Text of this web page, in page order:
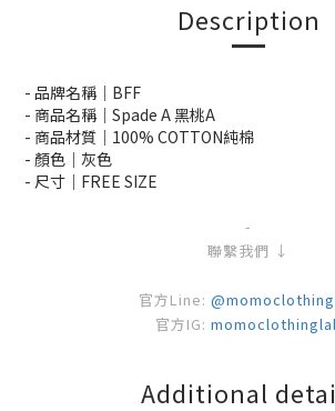
Description
- 品牌名稱｜BFF
- 商品名稱｜Spade A 黑桃A
- 商品材質｜100% COTTON純棉
- 顏色｜灰色
- 尺寸｜FREE SIZE
-
聯繫我們 ↓
官方Line:
官方IG:
Additional